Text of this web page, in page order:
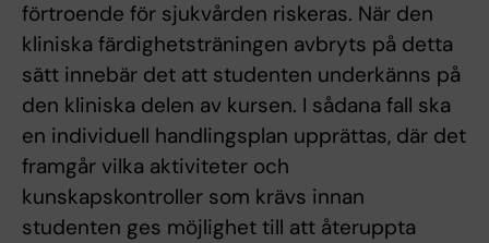
förtroende för sjukvården riskeras. När den
kliniska färdighetsträningen avbryts på detta
sätt innebär det att studenten underkänns på
den kliniska delen av kursen. I sådana fall ska
en individuell handlingsplan upprättas, där det
framgår vilka aktiviteter och
kunskapskontroller som krävs innan
studenten ges möjlighet till att återuppta